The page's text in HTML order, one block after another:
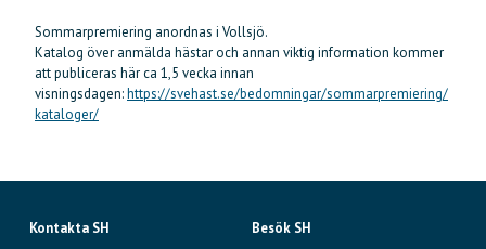
Sommarpremiering anordnas i Vollsjö.
Katalog över anmälda hästar och annan viktig information kommer
att publiceras här ca 1,5 vecka innan
visningsdagen:https://svehast.se/bedomningar/sommarpremiering/
kataloger/
Kontakta SH
Besök SH